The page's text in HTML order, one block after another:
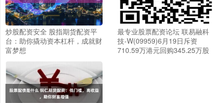
炒股配资安全 股指期货配资平
台：助你撬动资本杠杆，成就财
富梦想
最专业股票配资论坛 联易融科
技-W(09959)6月19日斥资
710.59万港元回购345.25万股